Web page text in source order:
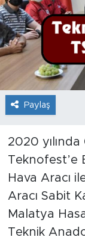
Paylaş
2020
Teknofest’e
Hava Aracı
Aracı Sabit
Malatya
Teknik
Yazıhan
Kuluncak
Yeşilyurt
Akçadağ
Doğanyol
Arapgir
Arguvan